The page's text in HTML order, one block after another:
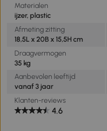
Materialen
ijzer, plastic
Afmeting zitting
18,5L x 20B x 15,5H cm
Draagvermogen
35 kg
Aanbevolen leeftijd
vanaf 3 jaar
Klanten-reviews
4.6